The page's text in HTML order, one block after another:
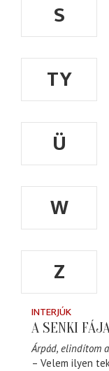
S
TY
Ü
W
Z
INTERJÚK
A SENKI
Árpád, elindítom
– Velem ilyen